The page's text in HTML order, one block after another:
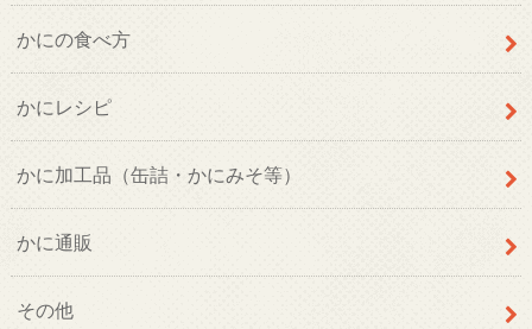
かにの食べ方
かにレシピ
かに加工品（缶詰・かにみそ等）
かに通販
その他